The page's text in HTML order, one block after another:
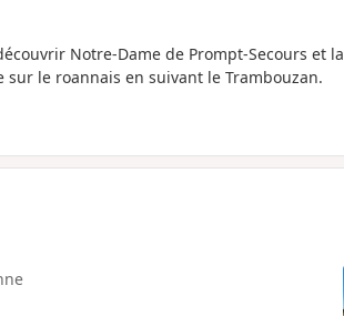
Notre-Dame de Prompt-Secours et la
le roannais en suivant le Trambouzan.